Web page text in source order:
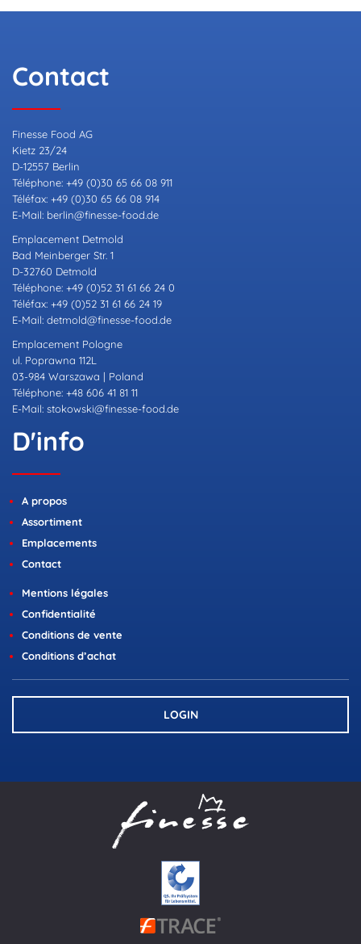
Contact
Finesse Food AG
Kietz 23/24
D-12557 Berlin
Téléphone: +49 (0)30 65 66 08 911
Téléfax: +49 (0)30 65 66 08 914
E-Mail: berlin@finesse-food.de
Emplacement Detmold
Bad Meinberger Str. 1
D-32760 Detmold
Téléphone: +49 (0)52 31 61 66 24 0
Téléfax: +49 (0)52 31 61 66 24 19
E-Mail: detmold@finesse-food.de
Emplacement Pologne
ul. Poprawna 112L
03-984 Warszawa | Poland
Téléphone: +48 606 41 81 11
E-Mail: stokowski@finesse-food.de
D'info
A propos
Assortiment
Emplacements
Contact
Mentions légales
Confidentialité
Conditions de vente
Conditions d’achat
LOGIN